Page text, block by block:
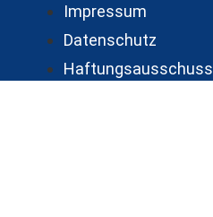
Impressum
Datenschutz
Haftungsausschuss